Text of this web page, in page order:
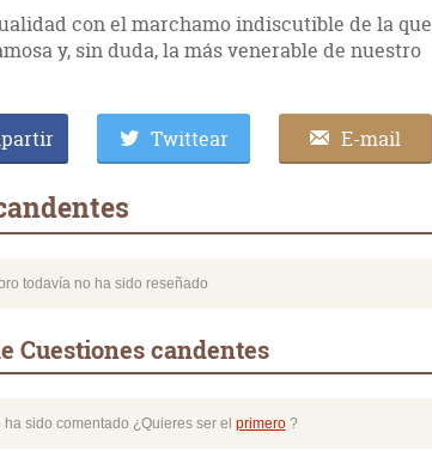
con el marchamo indiscutible de la que
y, sin duda, la más venerable de nuestro
Twittear E-mail
todavía no ha sido reseñado
Cuestiones candentes
sido comentado ¿Quieres ser el primero?